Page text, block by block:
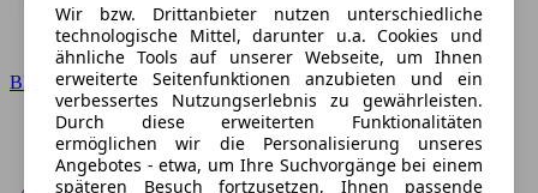
BMW
Wir bzw. Drittanbieter nutzen unterschiedliche
technologische Mittel, darunter u.a. Cookies und
ähnliche Tools auf unserer Webseite, um Ihnen
erweiterte Seitenfunktionen anzubieten und ein
verbessertes Nutzungserlebnis zu gewährleisten.
Durch diese erweiterten Funktionalitäten
ermöglichen wir die Personalisierung unseres
Angebotes - etwa, um Ihre Suchvorgänge bei einem
späteren Besuch fortzusetzen, Ihnen passende